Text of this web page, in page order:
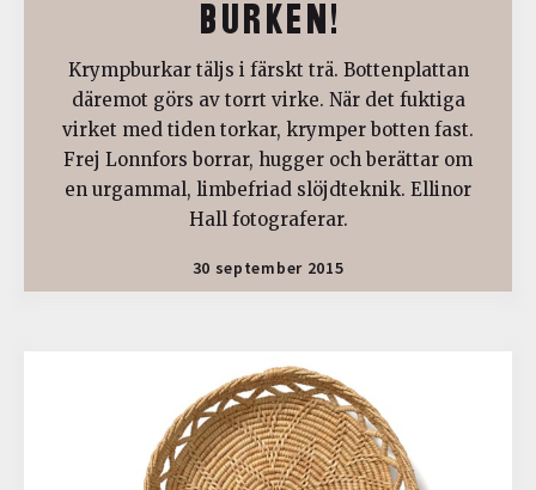
BURKEN!
Krympburkar täljs i färskt trä. Bottenplattan
däremot görs av torrt virke. När det fuktiga
virket med tiden torkar, krymper botten fast.
Frej Lonnfors borrar, hugger och berättar om
en urgammal, limbefriad slöjdteknik. Ellinor
Hall fotograferar.
30 september 2015